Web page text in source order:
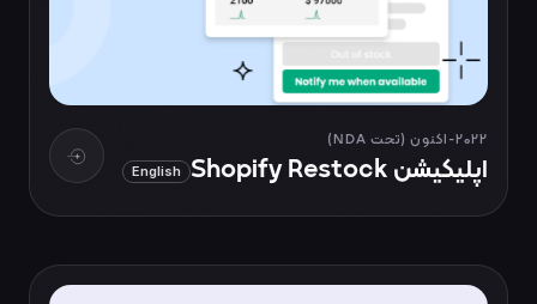
2022-اکنون (تحت NDA)
اپلیکیشن Shopify Restock English